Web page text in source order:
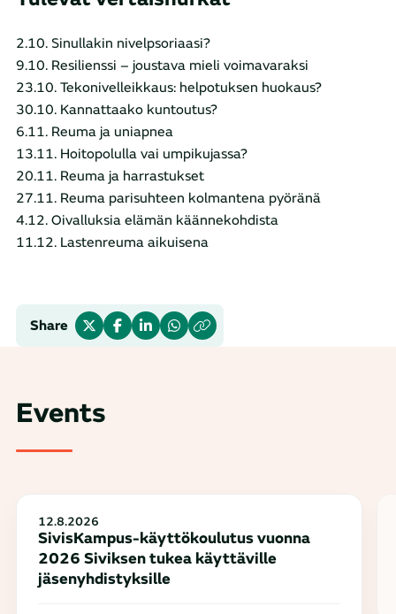
2.10. Sinullakin nivelpsoriaasi?
9.10. Resilienssi – joustava mieli voimavaraksi
23.10. Tekonivelleikkaus: helpotuksen huokaus?
30.10. Kannattaako kuntoutus?
6.11. Reuma ja uniapnea
13.11. Hoitopolulla vai umpikujassa?
20.11. Reuma ja harrastukset
27.11. Reuma parisuhteen kolmantena pyöränä
4.12. Oivalluksia elämän käännekohdista
11.12. Lastenreuma aikuisena
Share
Events
12.8.2026
SivisKampus-käyttökoulutus vuonna
2026 Siviksen tukea käyttäville
jäsenyhdistyksille